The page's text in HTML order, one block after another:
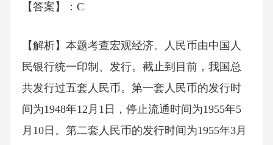
【答案】：C
【解析】本题考查宏观经济。人民币由中国人
民银行统一印制、发行。截止到目前，我国总
共发行过五套人民币。第一套人民币的发行时
间为1948年12月1日，停止流通时间为1955年5
月10日。第二套人民币的发行时间为1955年3月